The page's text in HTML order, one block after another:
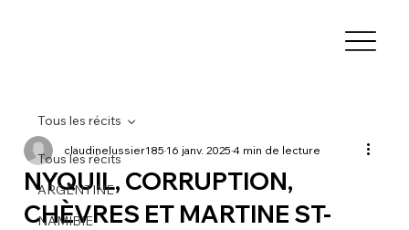
Tous les récits
ARGENTINE
NAMIBIE
Tous les récits
NYQUIL, CORRUPTION,
CHÈVRES ET MARTINE ST-
claudinelussier18516 janv. 20254 min de lecture